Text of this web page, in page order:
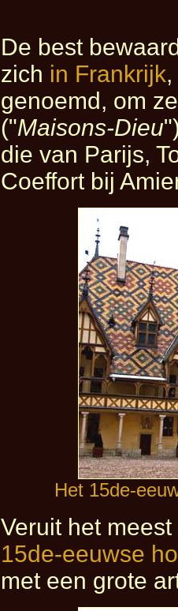
De best
zich in Frankrijk
genoemd, om
("Maisons-Dieu
die van Parijs,
Coeffort bij
Het 15de-
Veruit het
15de-eeuwse
met een grote